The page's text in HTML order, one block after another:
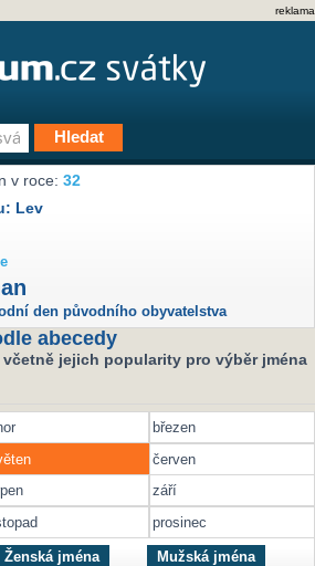
reklama
v roce:32
Lev
den původního obyvatelstva
abecedy
jejich popularity pro výběr jména
březen
červen
září
prosinec
Ženská jména Mužská jména